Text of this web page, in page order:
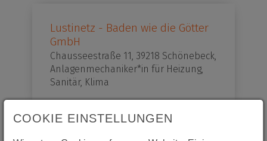
Lustinetz - Baden wie die Götter
GmbH
Chausseestraße 11, 39218 Schönebeck,
Anlagenmechaniker*in für Heizung,
Sanitär, Klima
COOKIE EINSTELLUNGEN